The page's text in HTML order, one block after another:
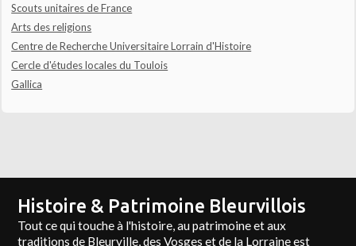
Scouts unitaires de France
Arts des religions
Centre de Recherche Universitaire Lorrain d'Histoire
Cercle d'études locales du Toulois
Gallica
Histoire & Patrimoine Bleurvillois
Tout ce qui touche à l'histoire, au patrimoine et aux
traditions de Bleurville, des Vosges et de la Lorraine est